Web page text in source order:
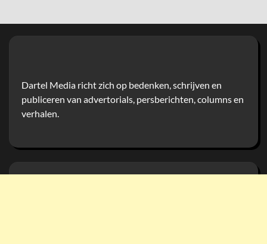
Dartel Media richt zich op bedenken, schrijven en
publiceren van advertorials, persberichten, columns en
verhalen.